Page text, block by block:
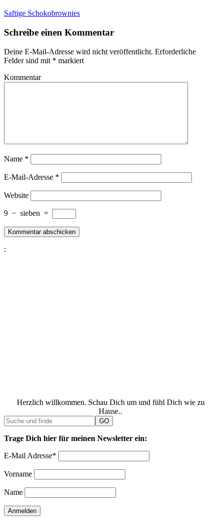
Saftige Schokobrownies
Schreibe einen Kommentar
Deine E-Mail-Adresse wird nicht veröffentlicht. Erforderliche
Felder sind mit * markiert
Kommentar
Name *
E-Mail-Adresse *
Website
9 − sieben =
:
Herzlich willkommen. Schau Dich um und fühl Dich wie zu
Hause..
Trage Dich hier für meinen Newsletter ein:
E-Mail Adresse*
Vorname
Name